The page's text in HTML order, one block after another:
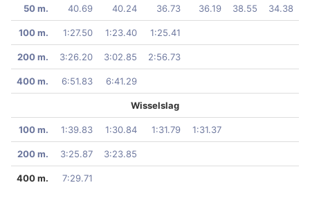
50 m. 40.69 40.24 36.73 36.19 38.55 34.38
100 m. 1:27.50 1:23.40 1:25.41
200 m. 3:26.20 3:02.85 2:56.73
400 m. 6:51.83 6:41.29
Wisselslag
100 m. 1:39.83 1:30.84 1:31.79 1:31.37
200 m. 3:25.87 3:23.85
400 m. 7:29.71